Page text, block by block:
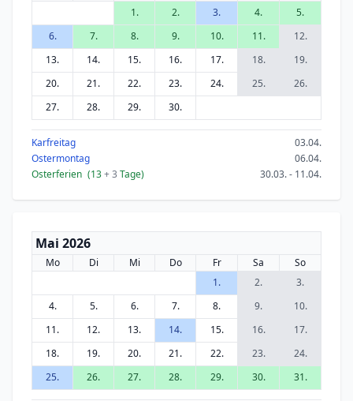
1.
2. 3. 4.
5.
6.
7. 8. 9. 10. 11.
12.
13.
14. 15. 16. 17. 18.
19.
20.
21. 22. 23. 24. 25.
26.
27.
28. 29. 30.
Karfreitag
03.04.
Ostermontag
06.04.
Osterferien (13+ 3 Tage) 30.03. - 11.04.
Mai 2026
Mo Di Mi Do Fr Sa
So
1.
2.
3.
4.
5. 6. 7. 8. 9.
10.
11.
12. 13. 14. 15. 16.
17.
18.
19. 20. 21. 22. 23.
24.
25.
26. 27. 28. 29. 30. 31.